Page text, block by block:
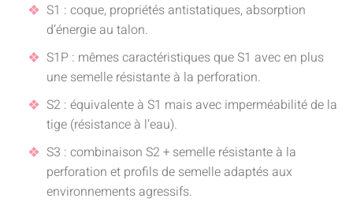
S1 : coque, propriétés antistatiques, absorption
d’énergie au talon.
S1P : mêmes caractéristiques que S1 avec en plus
une semelle résistante à la perforation.
S2 : équivalente à S1 mais avec imperméabilité de la
tige (résistance à l’eau).
S3 : combinaison S2 + semelle résistante à la
perforation et profils de semelle adaptés aux
environnements agressifs.